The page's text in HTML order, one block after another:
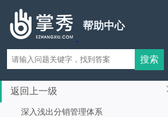
帮助中心
返回上一级
深入浅出分销管理体系